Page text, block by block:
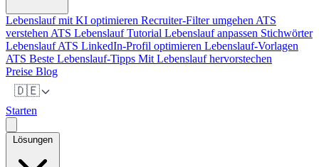
Lebenslauf mit KI optimieren Recruiter-Filter umgehen ATS
verstehen ATS Lebenslauf Tutorial Lebenslauf anpassen Stichwörter
Lebenslauf ATS LinkedIn-Profil optimieren Lebenslauf-Vorlagen
ATS Beste Lebenslauf-Tipps Mit Lebenslauf hervorstechen
Preise Blog
🇩🇪
Starten